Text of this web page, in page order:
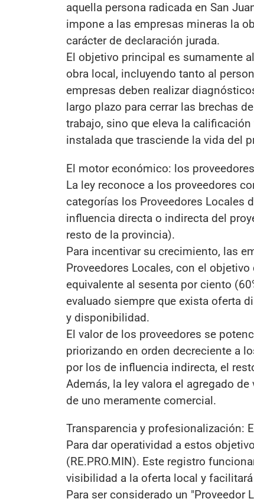
aquella persona radicada en San
impone a las empresas mineras la
carácter de declaración jurada.
El objetivo principal es sumamente
obra local, incluyendo tanto al
empresas deben realizar
largo plazo para cerrar las brechas
trabajo, sino que eleva la
instalada que trasciende la vida del
El motor económico: los
La ley reconoce a los proveedores
categorías los Proveedores Locales
influencia directa o indirecta del
resto de la provincia).
Para incentivar su crecimiento, las
Proveedores Locales, con el
equivalente al sesenta por ciento
evaluado siempre que exista oferta
y disponibilidad.
El valor de los proveedores se
priorizando en orden decreciente a
por los de influencia indirecta, el
Además, la ley valora el agregado
de uno meramente comercial.
Transparencia y profesionalización:
Para dar operatividad a estos
(RE.PRO.MIN). Este registro
visibilidad a la oferta local y
Para ser considerado un